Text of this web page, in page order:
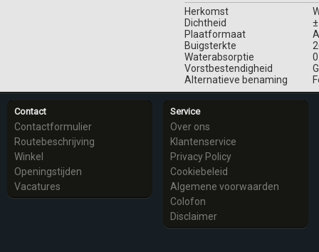
Herkomst
Dichtheid
Plaatformaat
Buigsterkte
Waterabsorptie
Vorstbestendigheid
Alternatieve benaming
Contact
Contactformulier
Routebeschrijving
Winkel
Openingstijden
Vacatures
Service
Over ons
Klantenservice
Privacy Policy
Cookiebeleid
Algemene voorwaarden
Colofon
Disclaimer